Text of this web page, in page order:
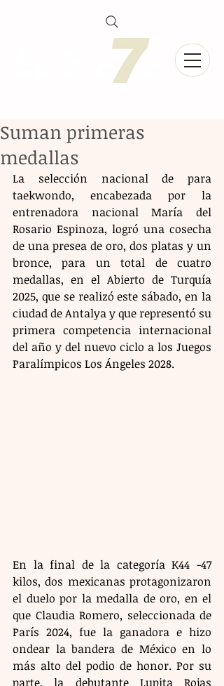
Suman primeras
medallas
La selección nacional de para
taekwondo, encabezada por la
entrenadora nacional María del
Rosario Espinoza, logró una cosecha
de una presea de oro, dos platas y un
bronce, para un total de cuatro
medallas, en el Abierto de Turquía
2025, que se realizó este sábado, en la
ciudad de Antalya y que representó su
primera competencia internacional
del año y del nuevo ciclo a los Juegos
Paralímpicos Los Ángeles 2028.
En la final de la categoría K44 -47
kilos, dos mexicanas protagonizaron
el duelo por la medalla de oro, en el
que Claudia Romero, seleccionada de
París 2024, fue la ganadora e hizo
ondear la bandera de México en lo
más alto del podio de honor. Por su
parte, la debutante Lupita Rojas